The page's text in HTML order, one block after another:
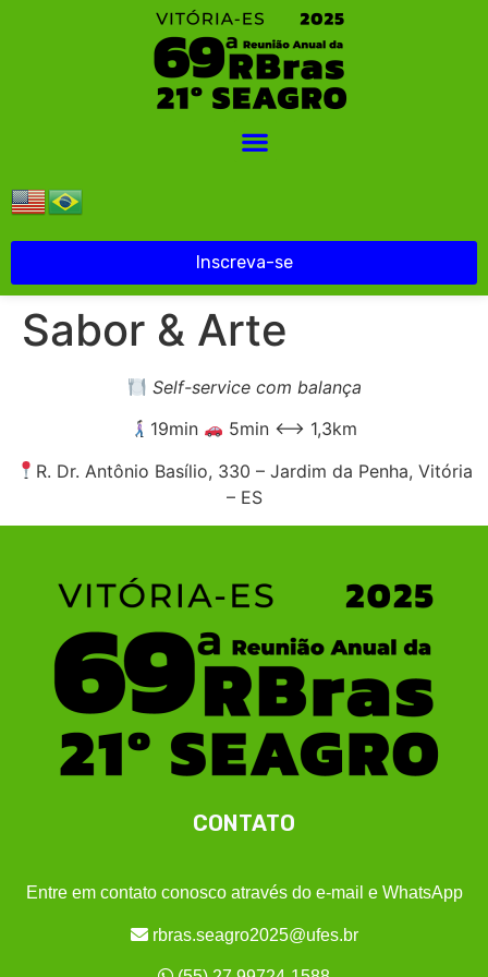
Inscreva-se
Sabor & Arte
Self-service com balança
19min
5min ⟷ 1,3km
R. Dr. Antônio Basílio, 330 – Jardim da Penha, Vitória
– ES
CONTATO
Entre em contato conosco através do e-mail e WhatsApp
rbras.seagro2025@ufes.br